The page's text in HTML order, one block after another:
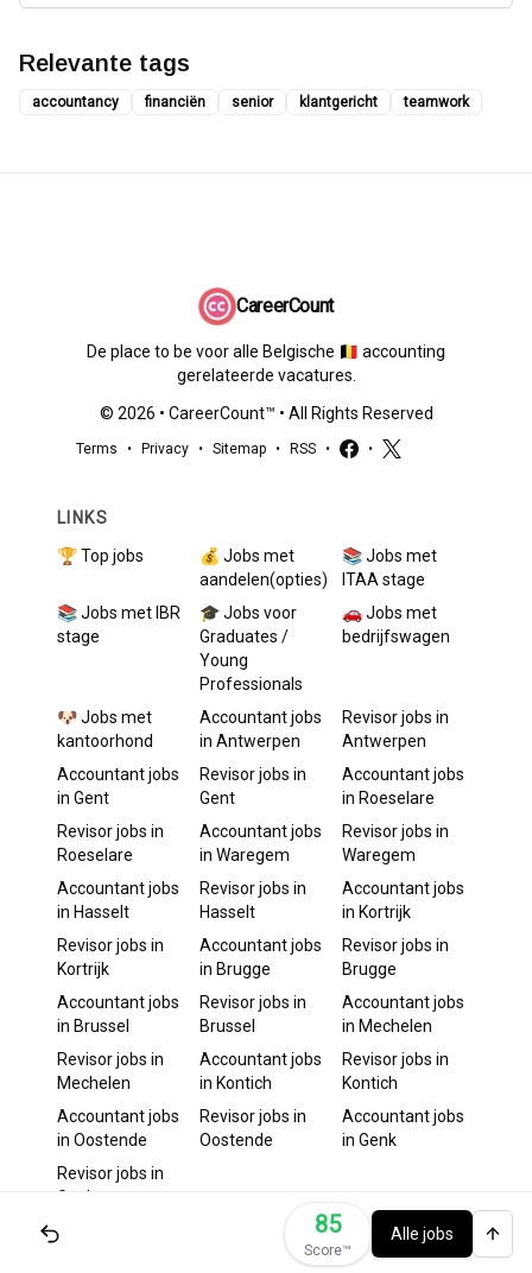
Relevante tags
accountancy financiën senior klantgericht teamwork
85
Score™️
Alle jobs
CareerCount
De place to be voor alle Belgische 🇧🇪 accounting
gerelateerde vacatures.
© 2026 • CareerCount™ • All Rights Reserved
Terms • Privacy • Sitemap • RSS • •
LINKS
🏆 Top jobs
💰 Jobs met
aandelen(opties)
📚 Jobs met
ITAA stage
📚 Jobs met IBR
stage
🎓 Jobs voor
Graduates /
Young
Professionals
🚗 Jobs met
bedrijfswagen
🐶 Jobs met
kantoorhond
Accountantjobs
in Antwerpen
Revisorjobs in
Antwerpen
Accountantjobs
in Gent
Revisorjobs in
Gent
Accountantjobs
in Roeselare
Revisorjobs in
Roeselare
Accountantjobs
in Waregem
Revisorjobs in
Waregem
Accountantjobs
in Hasselt
Revisorjobs in
Hasselt
Accountantjobs
in Kortrijk
Revisorjobs in
Kortrijk
Accountantjobs
in Brugge
Revisorjobs in
Brugge
Accountantjobs
in Brussel
Revisorjobs in
Brussel
Accountantjobs
in Mechelen
Revisorjobs in
Mechelen
Accountantjobs
in Kontich
Revisorjobs in
Kontich
Accountantjobs
in Oostende
Revisorjobs in
Oostende
Accountantjobs
in Genk
Revisorjobs in
Genk